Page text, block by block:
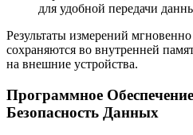
для удобной передачи
Результаты измерений
сохраняются во внутренней
на внешние устройства.
Программное
Безопасность Данных